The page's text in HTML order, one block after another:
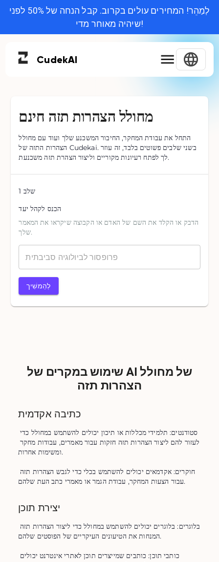
לְמַהֵר! המחירים עולים בקרוב. קבל הנחה של 50% לפני
שיהיה מאוחר מדי!
CudekAI
מחולל הצהרות תזה חינם
התחל את עבודת המחקר, החיבור המשכנע שלך ועוד עם מחולל
הצהרות התזה של Cudekai. בשני שלבים פשוטים בלבד, זה עוזר
לך לפתח רעיונות מקוריים וליצור הצהרת תזה משכנעת.
שלב 1
הכנס לקהל יעד
הדבק או הקלד את השם של האדם או הקבוצה שיקראו את המאמר
שלך.
לְהַמשִׁיך
שימוש במקרים של AI של מחולל
הצהרות תזה
כתיבה אקדמית
ומשימות אחרות.
עבור הצעות המחקר, עבודת הגמר או מאמרי כתב העת שלהם.
יצירת תוכן
המנחות את הטיעונים העיקריים של הפוסטים שלהם.